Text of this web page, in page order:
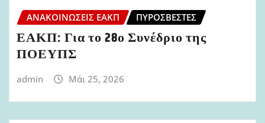
ΑΝΑΚΟΙΝΏΣΕΙΣ ΕΑΚΠ ΠΥΡΟΣΒΈΣΤΕΣ
ΕΑΚΠ: Για το 28ο Συνέδριο της
ΠΟΕΥΠΣ
admin Μάι 25, 2026